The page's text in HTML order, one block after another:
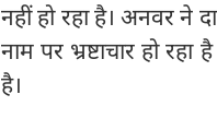
नहीं हो रहा है। अनवर ने
नाम पर भ्रष्टाचार हो
है।